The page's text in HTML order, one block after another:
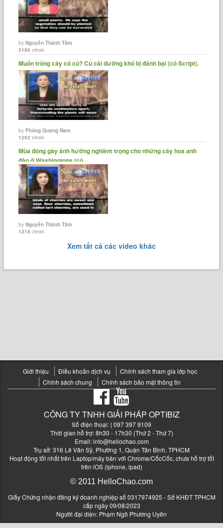
byNguyễn Thành Tâm
2180 views
Muốn trồng cây có củ? Củ cải đường khó bị đánh bại (có Script).
byPhùng Quang Nam
1202 views
Mùa đông gây ảnh hưởng nghiêm trọng cho những cây hoa anh
đào ở Washingtons (có......
byNguyễn Thành Tâm
1315 views
Xem tất cả các video khác
Giới thiệu Điều khoản dịch vụ
Chính sách tham gia lớp học
Chính sách chung
Chính sách bảo mật thông tin
CÔNG TY TNHH GIẢI PHÁP OPTIBIZ
Số điện thoại: | 097 397 9109
Thời gian hỗ trợ: 8h30 - 17h30 (Thứ 2 - Thứ 7)
Email:info@hellochao.com
Trụ sở: 316 Lê Văn Sỹ, Phường 1, Quận Tân Bình, TPHCM
Hoạt động tốt nhất trên Laptop/máy bàn với Chrome/CốcCốc, chưa hỗ trợ tốt
trên iOS (iphone, ipad)
© 2011 HelloChao.com
Giấy Chứng nhận đăng ký doanh nghiệp số 0317974925 - Sở KHĐT TPHCM
cấp ngày 09/08/2023
Người đại diện: Phạm Ngô Phương Uyên